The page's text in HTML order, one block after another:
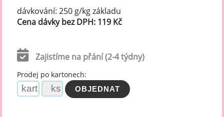
dávkování: 250 g/kg základu
Cena dávky bez DPH: 119 Kč
Zajistíme na přání (2-4 týdny)
Prodej po kartonech: